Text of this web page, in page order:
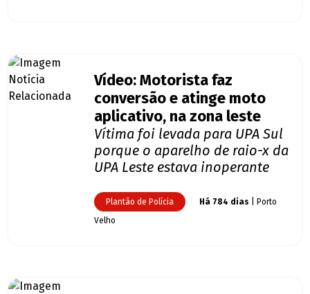
Vídeo: Motorista faz
conversão e atinge moto
aplicativo, na zona leste
Vítima foi levada para UPA Sul
porque o aparelho de raio-x da
UPA Leste estava inoperante
Plantão de Polícia Há 784 dias | Porto
Velho